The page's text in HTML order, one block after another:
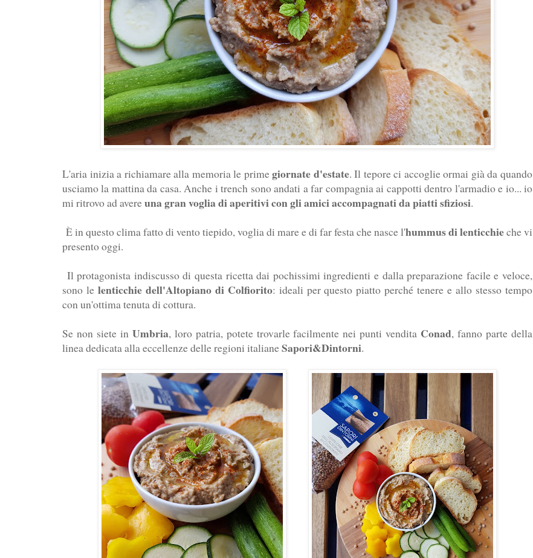
L'aria inizia a richiamare alla memoria le primegiornate d'estate. Il tepore ci accoglie ormai già da quando
usciamo la mattina da casa. Anche i trench sono andati a far compagnia ai cappotti dentro l'armadio e io... io
mi ritrovo ad avereuna gran voglia di aperitivi con gli amici accompagnati da piatti sfiziosi.
È in questo clima fatto di vento tiepido, voglia di mare e di far festa che nasce l'hummus di lenticchieche vi
presento oggi.
Il protagonista indiscusso di questa ricetta dai pochissimi ingredienti e dalla preparazione facile e veloce,
sono le lenticchie dell'Altopiano di Colfiorito: ideali per questo piatto perché tenere e allo stesso tempo
con un'ottima tenuta di cottura.
Se non siete in Umbria, loro patria, potete trovarle facilmente nei punti vendita Conad, fanno parte della
linea dedicata alla eccellenze delle regioni italianeSapori&Dintorni.